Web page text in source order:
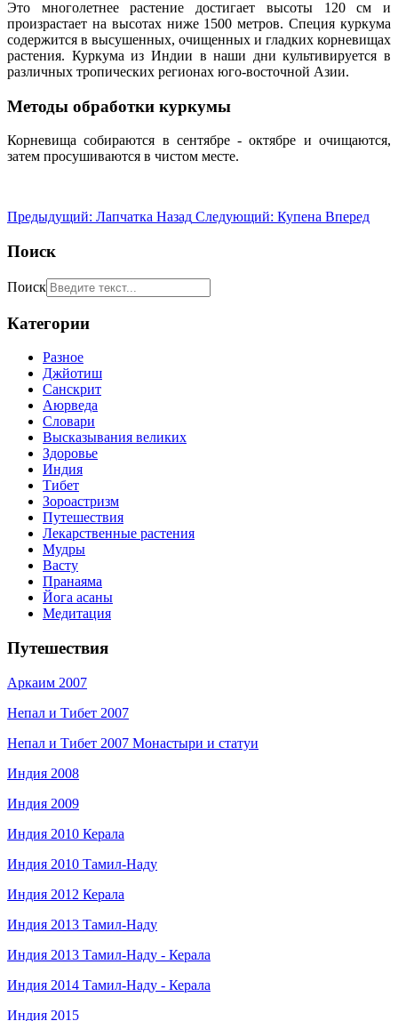
Это многолетнее растение достигает высоты 120 см и
произрастает на высотах ниже 1500 метров. Специя куркума
содержится в высушенных, очищенных и гладких корневищах
растения. Куркума из Индии в наши дни культивируется в
различных тропических регионах юго-восточной Азии.
Методы обработки куркумы
Корневища собираются в сентябре - октябре и очищаются,
затем просушиваются в чистом месте.
Предыдущий: Лапчатка Назад Следующий: Купена Вперед
Поиск
Поиск
Категории
Разное
Джйотиш
Санскрит
Аюрведа
Словари
Высказывания великих
Здоровье
Индия
Тибет
Зороастризм
Путешествия
Лекарственные растения
Мудры
Васту
Пранаяма
Йога асаны
Медитация
Путешествия
Аркаим 2007
Непал и Тибет 2007
Непал и Тибет 2007 Монастыри и статуи
Индия 2008
Индия 2009
Индия 2010 Керала
Индия 2010 Тамил-Наду
Индия 2012 Керала
Индия 2013 Тамил-Наду
Индия 2013 Тамил-Наду - Керала
Индия 2014 Тамил-Наду - Керала
Индия 2015